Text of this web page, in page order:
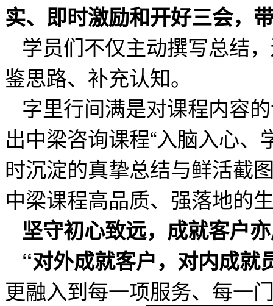
实、即时激励和开好三会
学员们不仅主动撰写总结
鉴思路、补充认知。
字里行间满是对课程内容
出中梁咨询课程“入脑入心
时沉淀的真挚总结与鲜活截
中梁课程高品质、强落地的
坚守初心致远，成就客户
“对外成就客户，对内成就
更融入到每一项服务、每一